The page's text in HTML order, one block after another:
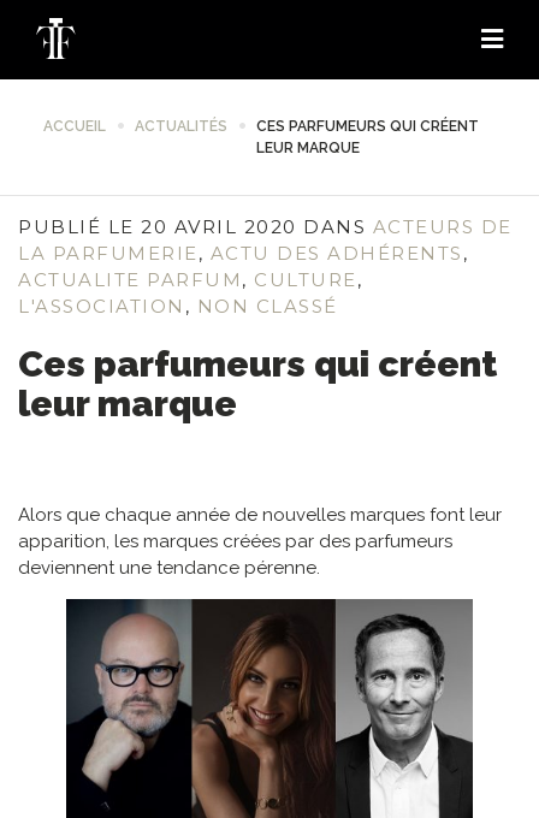
ACCUEIL ACTUALITÉS
CES PARFUMEURS QUI CRÉENT
LEUR MARQUE
PUBLIÉ LE 20 AVRIL 2020 DANS ACTEURS DE
LA PARFUMERIE, ACTU DES ADHÉRENTS ,
ACTUALITE PARFUM , CULTURE,
L'ASSOCIATION , NON CLASSÉ
Ces parfumeurs qui créent
leur marque
Alors que chaque année de nouvelles marques font leur
apparition, les marques créées par des parfumeurs
deviennent une tendance pérenne.